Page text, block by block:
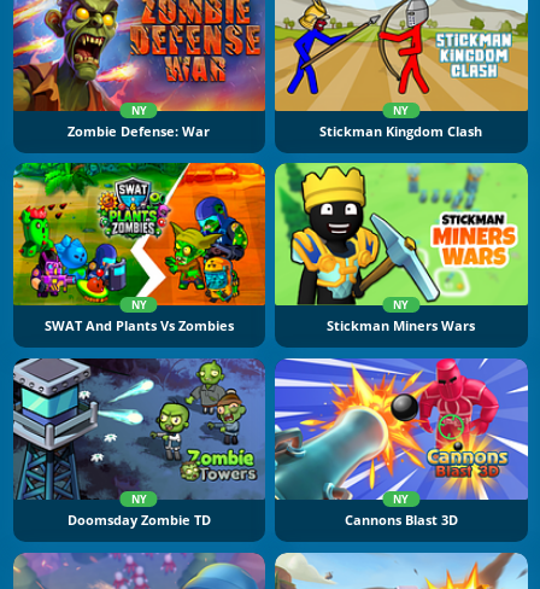
NY
Zombie Defense: War
NY
Stickman Kingdom Clash
NY
SWAT And Plants Vs Zombies
NY
Stickman Miners Wars
NY
Doomsday Zombie TD
NY
Cannons Blast 3D